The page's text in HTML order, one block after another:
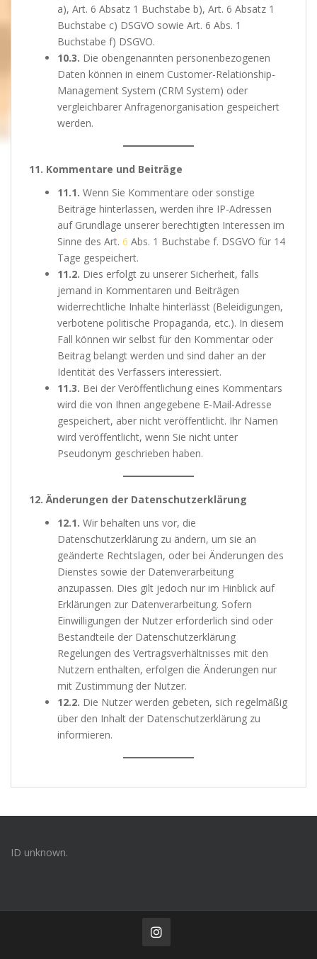
a), Art. 6 Absatz 1 Buchstabe b), Art. 6 Absatz 1
Buchstabe c) DSGVO sowie Art. 6 Abs. 1
Buchstabe f) DSGVO.
10.3. Die obengenannten personenbezogenen
Daten können in einem Customer-Relationship-
Management System (CRM System) oder
vergleichbarer Anfragenorganisation gespeichert
werden.
11. Kommentare und Beiträge
11.1. Wenn Sie Kommentare oder sonstige
Beiträge hinterlassen, werden ihre IP-Adressen
auf Grundlage unserer berechtigten Interessen im
Sinne des Art. 6 Abs. 1 Buchstabe f. DSGVO für 14
Tage gespeichert.
11.2. Dies erfolgt zu unserer Sicherheit, falls
jemand in Kommentaren und Beiträgen
widerrechtliche Inhalte hinterlässt (Beleidigungen,
verbotene politische Propaganda, etc.). In diesem
Fall können wir selbst für den Kommentar oder
Beitrag belangt werden und sind daher an der
Identität des Verfassers interessiert.
11.3. Bei der Veröffentlichung eines Kommentars
wird die von Ihnen angegebene E-Mail-Adresse
gespeichert, aber nicht veröffentlicht. Ihr Namen
wird veröffentlicht, wenn Sie nicht unter
Pseudonym geschrieben haben.
12. Änderungen der Datenschutzerklärung
12.1. Wir behalten uns vor, die
Datenschutzerklärung zu ändern, um sie an
geänderte Rechtslagen, oder bei Änderungen des
Dienstes sowie der Datenverarbeitung
anzupassen. Dies gilt jedoch nur im Hinblick auf
Erklärungen zur Datenverarbeitung. Sofern
Einwilligungen der Nutzer erforderlich sind oder
Bestandteile der Datenschutzerklärung
Regelungen des Vertragsverhältnisses mit den
Nutzern enthalten, erfolgen die Änderungen nur
mit Zustimmung der Nutzer.
12.2. Die Nutzer werden gebeten, sich regelmäßig
über den Inhalt der Datenschutzerklärung zu
informieren.
ID unknown.